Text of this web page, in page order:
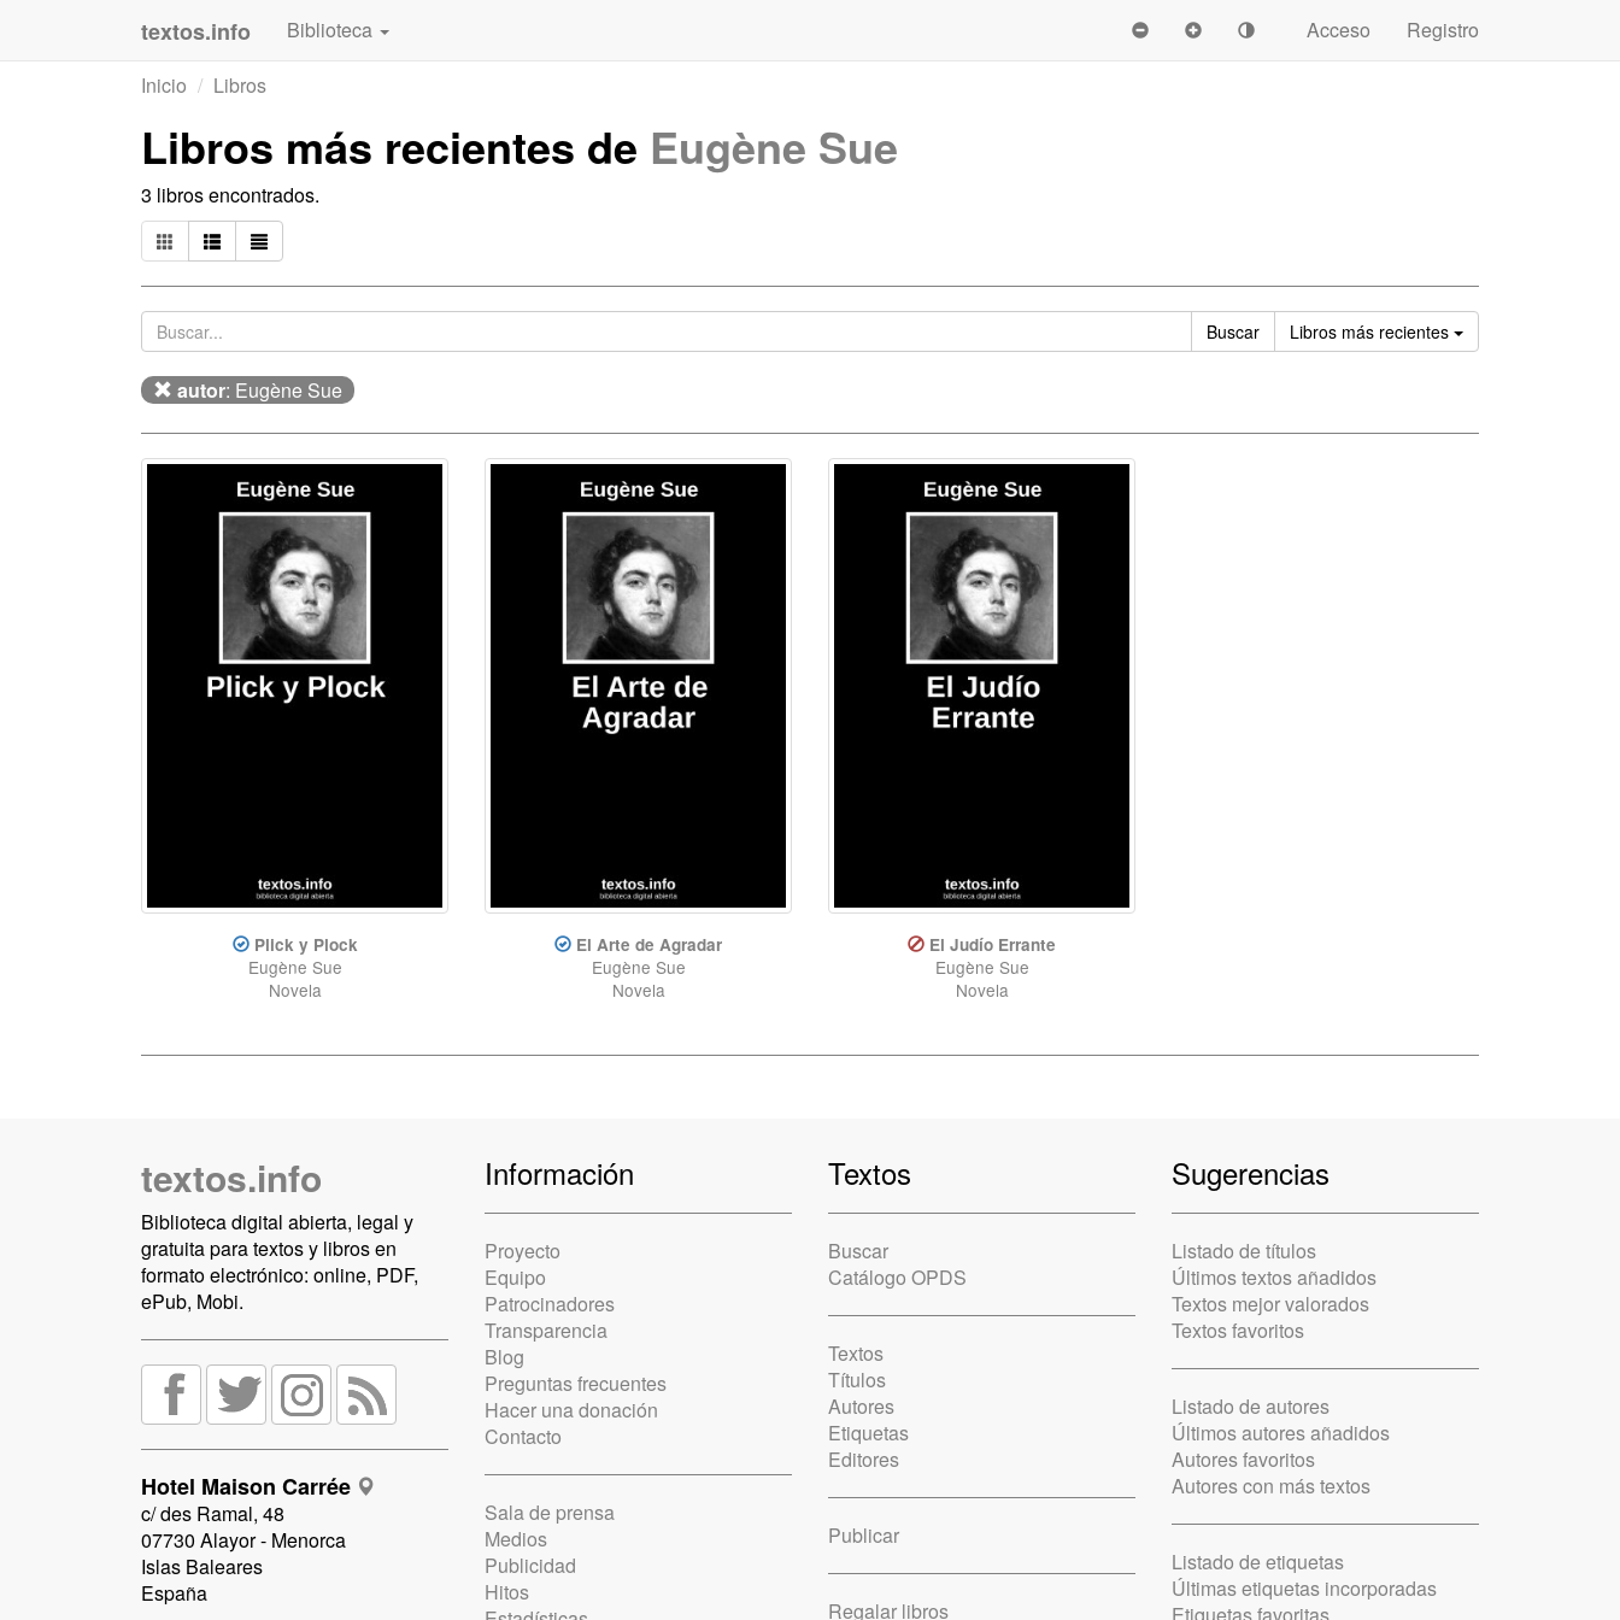
textos.info Biblioteca Acceso
Registro
Inicio
Libros
Libros más recientes de Eugène Sue
3 libros encontrados.
Buscar Libros más recientes Ordenar
autor: Eugène Sue
Plick y Plock
Eugène Sue
Novela
El Arte de Agradar
Eugène Sue
Novela
El Judío Errante
Eugène Sue
Novela
textos.info
Biblioteca digital abierta, legal y
gratuita para textos y libros en
formato electrónico: online, PDF,
ePub, Mobi.
Hotel Maison Carrée
c/ des Ramal, 48
07730 Alayor - Menorca
Islas Baleares
España
Información
Proyecto
Equipo
Patrocinadores
Transparencia
Blog
Preguntas frecuentes
Hacer una donación
Contacto
Sala de prensa
Medios
Publicidad
Hitos
Textos
Buscar
Catálogo OPDS
Textos
Títulos
Autores
Etiquetas
Editores
Publicar
Regalar libros
Sugerencias
Listado de títulos
Últimos textos añadidos
Textos mejor valorados
Textos favoritos
Listado de autores
Últimos autores añadidos
Autores favoritos
Autores con más textos
Listado de etiquetas
Últimas etiquetas incorporadas